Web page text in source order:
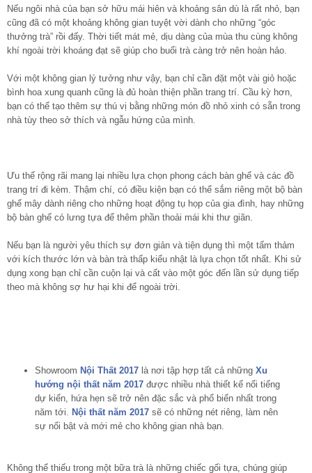
Nếu ngôi nhà của bạn sở hữu mái hiên và khoảng sân dù là rất nhỏ, bạn
cũng đã có một khoảng không gian tuyệt vời dành cho những “góc
thưởng trà” rồi đấy. Thời tiết mát mẻ, dịu dàng của mùa thu cùng không
khí ngoài trời khoáng đạt sẽ giúp cho buổi trà càng trở nên hoàn hảo.
Với một không gian lý tưởng như vậy, bạn chỉ cần đặt một vài giỏ hoặc
bình hoa xung quanh cũng là đủ hoàn thiện phần trang trí. Cầu kỳ hơn,
bạn có thể tạo thêm sự thú vị bằng những món đồ nhỏ xinh có sẵn trong
nhà tùy theo sở thích và ngẫu hứng của mình.
Ưu thế rộng rãi mang lại nhiều lựa chọn phong cách bàn ghế và các đồ
trang trí đi kèm. Thậm chí, có điều kiện bạn có thể sắm riêng một bộ bàn
ghế mây dành riêng cho những hoạt động tụ họp của gia đình, hay những
bộ bàn ghế có lưng tựa để thêm phần thoải mái khi thư giãn.
Nếu bạn là người yêu thích sự đơn giản và tiện dụng thì một tấm thảm
với kích thước lớn và bàn trà thấp kiểu nhật là lựa chọn tốt nhất. Khi sử
dụng xong bạn chỉ cần cuộn lại và cất vào một góc đến lần sử dụng tiếp
theo mà không sợ hư hại khi để ngoài trời.
Showroom Nội Thất 2017 là nơi tập hợp tất cả những Xu
hướng nội thất năm 2017 được nhiều nhà thiết kế nổi tiếng
dự kiến, hứa hẹn sẽ trở nên đặc sắc và phổ biến nhất trong
năm tới. Nội thất năm 2017 sẽ có những nét riêng, làm nên
sự nổi bật và mới mẻ cho không gian nhà bạn.
Không thể thiếu trong một bữa trà là những chiếc gối tựa, chúng giúp